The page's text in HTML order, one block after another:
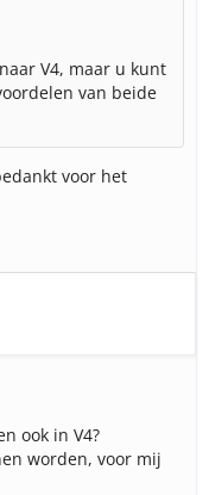
V4, maar u kunt
van beide
voor het
ook in V4?
worden, voor mij